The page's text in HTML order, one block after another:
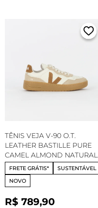
TÊNIS VEJA V-90 O.T.
LEATHER BASTILLE PURE
CAMEL ALMOND NATURAL
VD2020915
FRETE GRÁTIS*
SUSTENTÁVEL
NOVO
R$ 789,90